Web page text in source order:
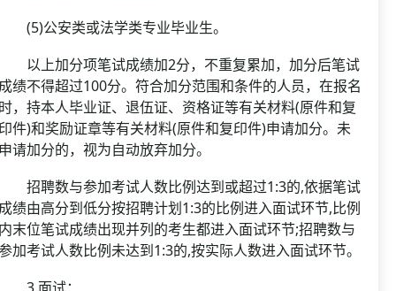
公安类或法学类专业毕业生。
上加分项笔试成绩加2分，不重复累加，加分后笔试
绩不得超过100分。符合加分范围和条件的人员，在报名
，持本人毕业证、退伍证、资格证等有关材料(原件和复
件)和奖励证章等有关材料(原件和复印件)申请加分。未
请加分的，视为自动放弃加分。
聘数与参加考试人数比例达到或超过1:3的,依据笔试
绩由高分到低分按招聘计划1:3的比例进入面试环节,比例
末位笔试成绩出现并列的考生都进入面试环节;招聘数与
加考试人数比例未达到1:3的,按实际人数进入面试环节。